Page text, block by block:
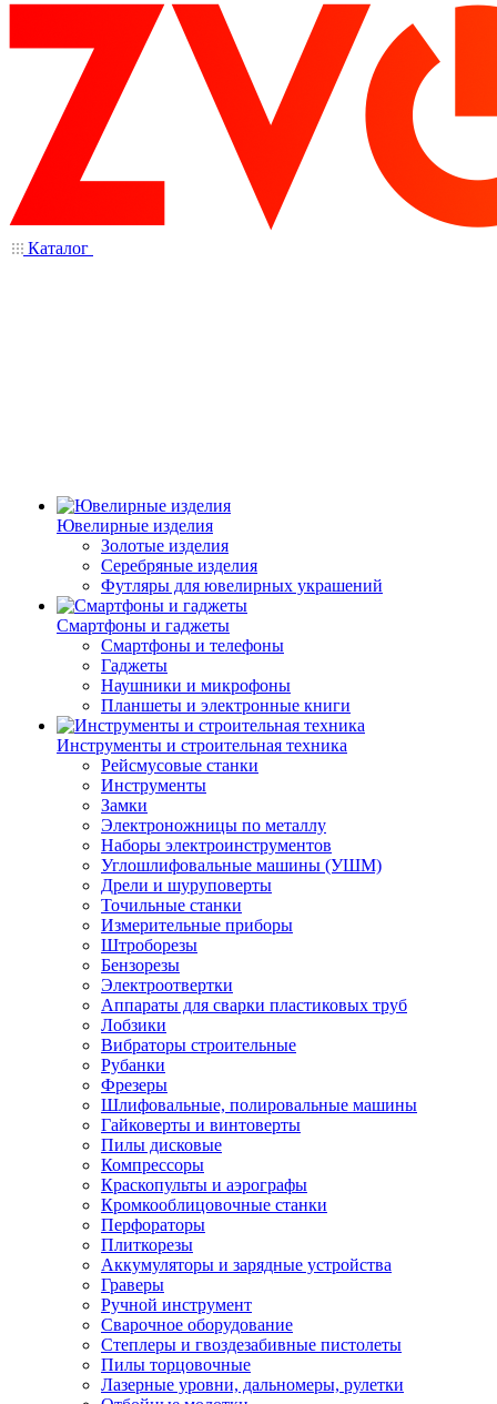
Каталог
Ювелирные изделия
Золотые изделия
Серебряные изделия
Футляры для ювелирных украшений
Смартфоны и гаджеты
Смартфоны и телефоны
Гаджеты
Наушники и микрофоны
Планшеты и электронные книги
Инструменты и строительная техника
Рейсмусовые станки
Инструменты
Замки
Электроножницы по металлу
Наборы электроинструментов
Углошлифовальные машины (УШМ)
Дрели и шуруповерты
Точильные станки
Измерительные приборы
Штроборезы
Бензорезы
Электроотвертки
Аппараты для сварки пластиковых труб
Лобзики
Вибраторы строительные
Рубанки
Фрезеры
Шлифовальные, полировальные машины
Гайковерты и винтоверты
Пилы дисковые
Компрессоры
Краскопульты и аэрографы
Кромкооблицовочные станки
Перфораторы
Плиткорезы
Аккумуляторы и зарядные устройства
Граверы
Ручной инструмент
Сварочное оборудование
Степлеры и гвоздезабивные пистолеты
Пилы торцовочные
Лазерные уровни, дальномеры, рулетки